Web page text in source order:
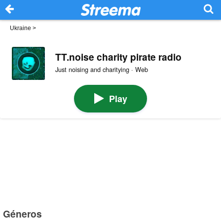
Ukraine >
TT.noise charity pirate radio
Just noising and charitying · Web
Play
Géneros